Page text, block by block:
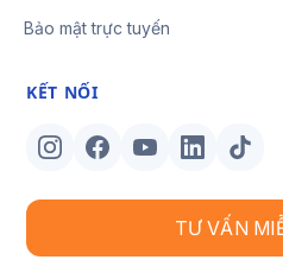
Bảo mật trực tuyến
KẾT NỐI
TƯ VẤN